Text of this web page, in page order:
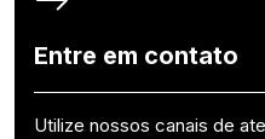
Entre em contato
Utilize nossos canais de